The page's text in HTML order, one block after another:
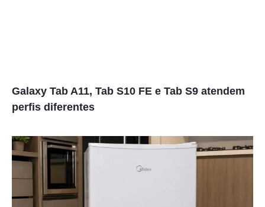
Galaxy Tab A11, Tab S10 FE e Tab S9 atendem
perfis diferentes